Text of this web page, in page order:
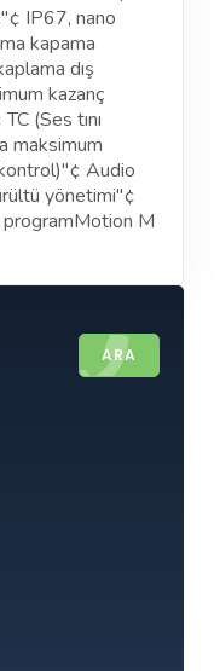
IP67, nano
kapama
dış
kazanç
(Ses tını
maksimum
Audio
yönetimi"¢
Motion M
ARA